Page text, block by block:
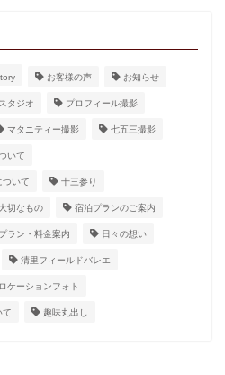
お客様の声 お知らせ
タジオ プロフィール撮影
マタニティー撮影 七五三撮影
いて
ついて 十三参り
大切なもの 宿泊プランのご案内
ラン・料金案内 日々の想い
清里フィールドバレエ
ケーションフォト
て 趣味丸出し